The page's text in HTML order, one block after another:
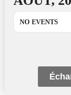
NO EVENTS